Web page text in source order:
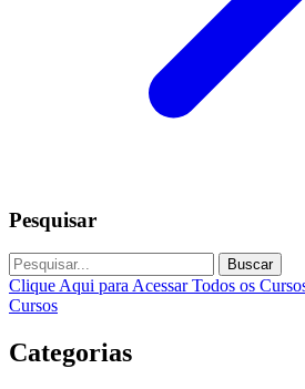
Pesquisar
Buscar
Clique Aqui para Acessar Todos os
Cursos
Categorias